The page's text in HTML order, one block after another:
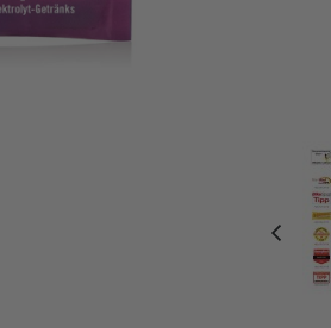
zurück